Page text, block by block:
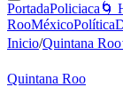
PortadaPoliciaca 🌀
RooMéxicoPolítica
Inicio/Quintana Roo
Quintana Roo